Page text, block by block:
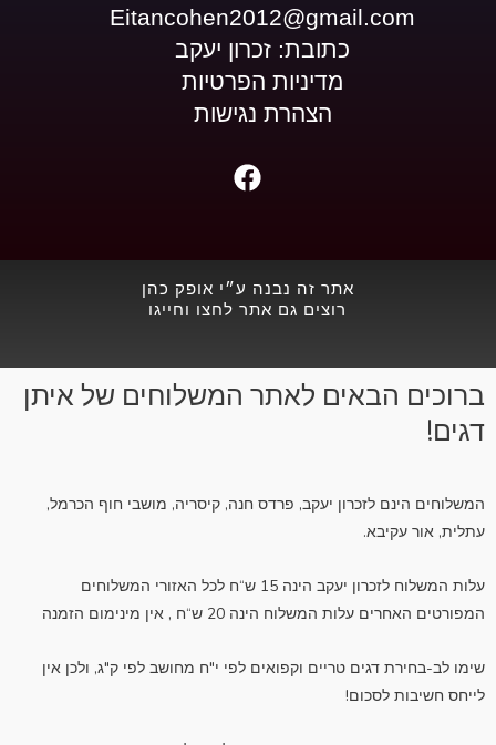
Eitancohen2012@gmail.com
כתובת: זכרון יעקב
מדיניות הפרטיות
הצהרת נגישות
b
o
o
אתר זה נבנה ע״י אופק כהן
רוצים גם אתר לחצו וחייגו
ברוכים הבאים לאתר המשלוחים של איתן
דגים!
המשלוחים הינם לזכרון יעקב, פרדס חנה, קיסריה, מושבי חוף הכרמל,
עתלית, אור עקיבא.
עלות המשלוח לזכרון יעקב הינה 15 ש“ח לכל האזורי המשלוחים
המפורטים האחרים עלות המשלוח הינה 20 ש“ח , אין מינימום הזמנה
שימו לב-בחירת דגים טריים וקפואים לפי י"ח מחושב לפי ק"ג, ולכן אין
לייחס חשיבות לסכום!